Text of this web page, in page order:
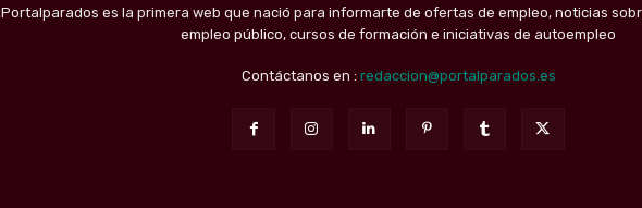
Portalparados es la primera web que nació para informarte de ofertas de empleo, noticias
empleo público, cursos de formación e iniciativas de autoempleo
Contáctanos en : redaccion@portalparados.es